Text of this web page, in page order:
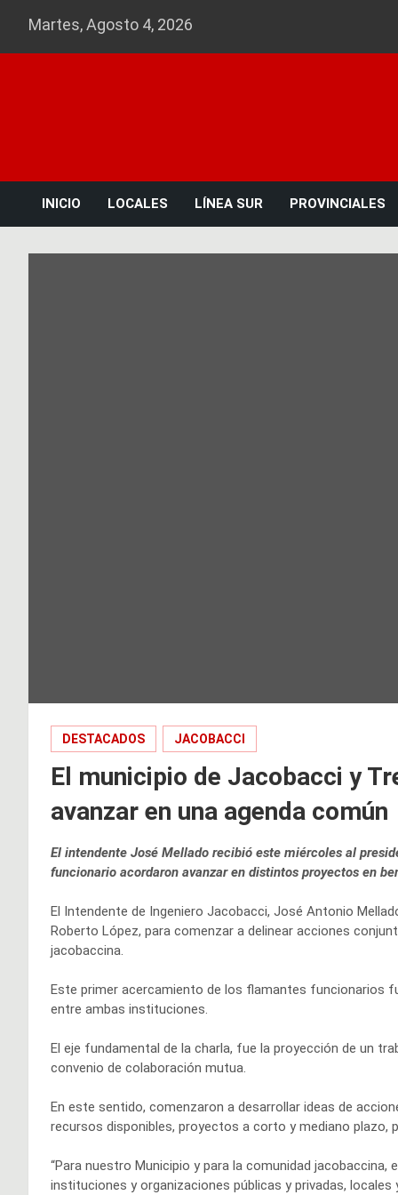
Martes, Agosto 4, 2026
INICIO LOCALES LÍNEA SUR PROVINCIALES
DESTACADOS JACOBACCI
El municipio de Jacobacci y
avanzar en una agenda común
El intendente José Mellado recibió este miércoles al
funcionario acordaron avanzar en distintos proyectos en
El Intendente de Ingeniero Jacobacci, José Antonio
Roberto López, para comenzar a delinear acciones
jacobaccina.
Este primer acercamiento de los flamantes funcionarios
entre ambas instituciones.
El eje fundamental de la charla, fue la proyección de un
convenio de colaboración mutua.
En este sentido, comenzaron a desarrollar ideas de
recursos disponibles, proyectos a corto y mediano plazo,
“Para nuestro Municipio y para la comunidad
instituciones y organizaciones públicas y privadas, locales